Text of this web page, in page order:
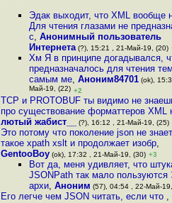
Эдак выходит, что XML вообще
Для чтения глазами не
с, Анонимный пользователь
Интернета (?), 15:21 , 21-Май-19, (20)
Хм Я в принципе догадывался,
предназначалось для чтения
самым ме, Аноним84701 (ok),
Май-19, (22) +2
TCP и PROTOBUF ты видимо не
про существование форматтеров XML
лютый жабист__
(?), 16:12 , 21-Май-19, (25)
Это потому что поколение json не
такое xpath xslt и продолжает изобр,
GentooBoy (ok), 17:32 , 21-Май-19, (30) +3
Вот да, меня удивляет, что
JSONPath так мало пользуются
архи, Аноним (57), 04:54 , 22-Май-
Его легче чем JSON читать, если что ,